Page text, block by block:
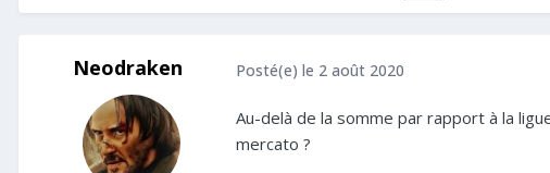
Neodraken Posté(e) le 2 août 2020
Au-delà de la somme par rapport à la
mercato ?